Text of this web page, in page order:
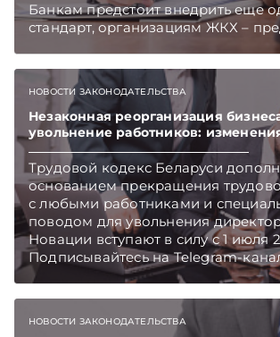
Банкам предстоит внедрить еще
стандарт, организациям ЖКХ –
дополнительные отчеты, а
окружающую среду, подключиться к
локальному мониторингу. Об этих
изменениях – в еженедельном
Подписывайтесь на
Главное об экономике Беларуси —
чем в новостях TelegramViber
НОВОСТИ ЗАКОНОДАТЕЛЬСТВА
Незаконная реорганизация
увольнение работников:
Трудовой кодекс Беларуси
основанием прекращения
с любыми работниками и
поводом для увольнения
Новации вступают в силу с 1 июля
Подписывайтесь на
Главное об экономике Беларуси
НОВОСТИ ЗАКОНОДАТЕЛЬСТВА